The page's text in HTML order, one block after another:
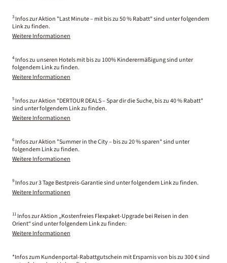
3 Infos zur Aktion "Last Minute – mit bis zu 50 % Rabatt" sind unter folgendem
Link zu finden.
Weitere Informationen
4 Infos zu unseren Hotels mit bis zu 100% Kinderermäßigung sind unter
folgendem Link zu finden.
Weitere Informationen
5 Infos zur Aktion "DERTOUR DEALS – Spar dir die Suche, bis zu 40 % Rabatt"
sind unter folgendem Link zu finden.
Weitere Informationen
6 Infos zur Aktion "Summer in the City – bis zu 20 % sparen" sind unter
folgendem Link zu finden.
Weitere Informationen
9 Infos zur 3 Tage Bestpreis-Garantie sind unter folgendem Link zu finden.
Weitere Informationen
11 Infos zur Aktion „Kostenfreies Flexpaket-Upgrade bei Reisen in den
Orient“ sind unter folgendem Link zu finden:
Weitere Informationen
*Infos zum Kundenportal-Rabattgutschein mit Ersparnis von bis zu 300 € sind